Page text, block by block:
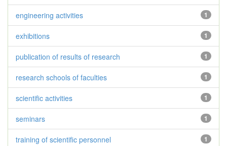
1
engineering activities
1
exhibitions
1
publication of results of research
1
research schools of faculties
1
scientific activities
1
seminars
1
training of scientific personnel